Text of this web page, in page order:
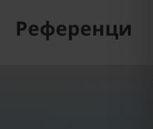
Референци